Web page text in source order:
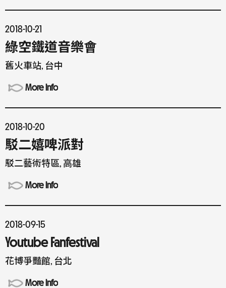
2018-10-21
綠空鐵道音樂會
舊火車站, 台中
More Info
2018-10-20
駁二嬉啤派對
駁二藝術特區, 高雄
More Info
2018-09-15
Youtube Fanfestival
花博爭豔館, 台北
More Info